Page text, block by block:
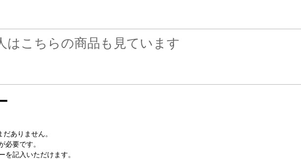
はこちらの商品も見ています
ありません。
必要です。
を記入いただけます。